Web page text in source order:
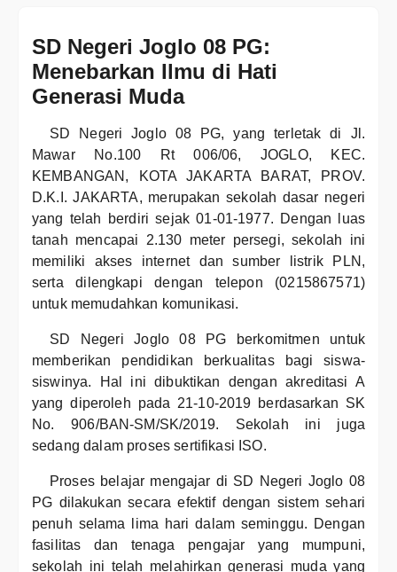
SD Negeri Joglo 08 PG:
Menebarkan Ilmu di Hati
Generasi Muda
SD Negeri Joglo 08 PG, yang terletak di Jl.
Mawar No.100 Rt 006/06, JOGLO, KEC.
KEMBANGAN, KOTA JAKARTA BARAT, PROV.
D.K.I. JAKARTA, merupakan sekolah dasar negeri
yang telah berdiri sejak 01-01-1977. Dengan luas
tanah mencapai 2.130 meter persegi, sekolah ini
memiliki akses internet dan sumber listrik PLN,
serta dilengkapi dengan telepon (0215867571)
untuk memudahkan komunikasi.
SD Negeri Joglo 08 PG berkomitmen untuk
memberikan pendidikan berkualitas bagi siswa-
siswinya. Hal ini dibuktikan dengan akreditasi A
yang diperoleh pada 21-10-2019 berdasarkan SK
No. 906/BAN-SM/SK/2019. Sekolah ini juga
sedang dalam proses sertifikasi ISO.
Proses belajar mengajar di SD Negeri Joglo 08
PG dilakukan secara efektif dengan sistem sehari
penuh selama lima hari dalam seminggu. Dengan
fasilitas dan tenaga pengajar yang mumpuni,
sekolah ini telah melahirkan generasi muda yang